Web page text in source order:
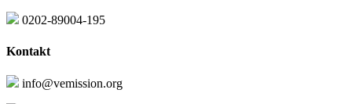
0202-89004-195
Kontakt
info@vemission.org